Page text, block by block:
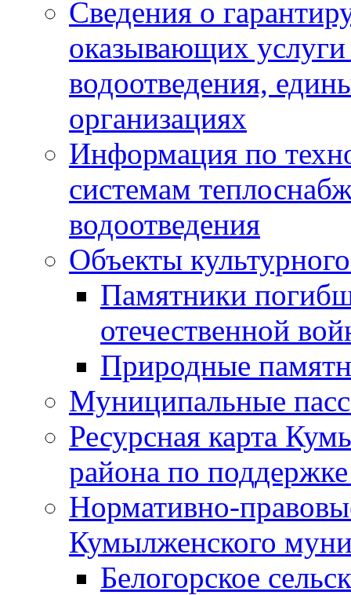
Сведения о
оказывающих
водоотведения,
организациях
Информация по
системам
водоотведения
Объекты
Памятники
отечественной
Природные
Муниципальные
Ресурсная карта
района по
Нормативно-
Кумылженского
Белогорское